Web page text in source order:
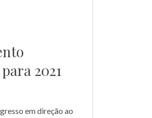
2021
em direção ao